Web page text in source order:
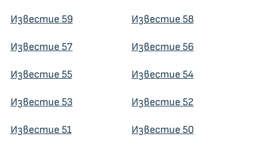
Известие 59 Известие 58
Известие 57 Известие 56
Известие 55 Известие 54
Известие 53 Известие 52
Известие 51 Известие 50